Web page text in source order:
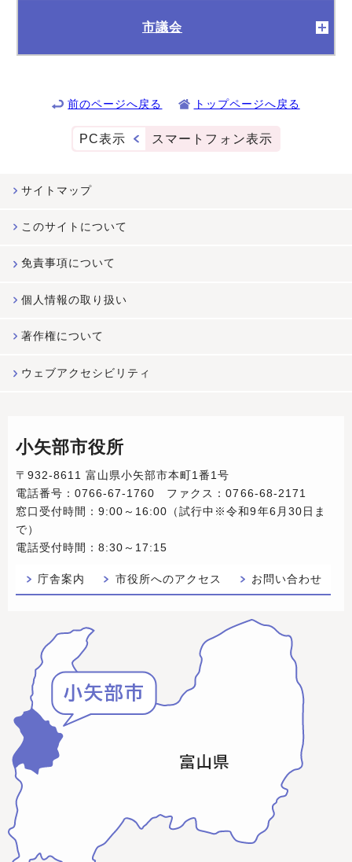
市議会
前のページへ戻る トップページへ戻る
PC表示 スマートフォン表示
サイトマップ
このサイトについて
免責事項について
個人情報の取り扱い
著作権について
ウェブアクセシビリティ
小矢部市役所
〒932-8611 富山県小矢部市本町1番1号
電話番号：0766-67-1760 ファクス：0766-68-2171
窓口受付時間：9:00～16:00（試行中※令和9年6月30日ま
で）
電話受付時間：8:30～17:15
庁舎案内 市役所へのアクセス お問い合わせ